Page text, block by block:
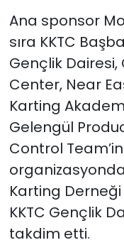
Ana sponsor
sıra KKTC
Gençlik
Center, Near
Karting
Gelengül
Control
organizasyonda
Karting Derneği
KKTC Gençlik
takdim etti.
Video Galeri
YAŞAM
Yazarlar